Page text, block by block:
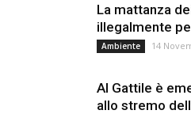
La mattanza
illegalmente
Ambiente 14
Al Gattile è
allo stremo